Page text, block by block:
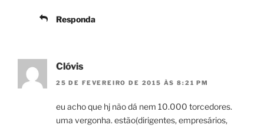
Responda
Clóvis
25 DE FEVEREIRO DE 2015 ÀS 8:21 PM
eu acho que hj não dá nem 10.000 torcedores.
uma vergonha. estão(dirigentes, empresários,